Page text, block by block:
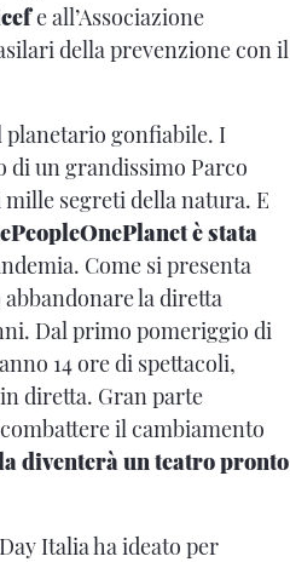
e all’Associazione
della prevenzione con il
planetario gonfiabile. I
di un grandissimo Parco
segreti della natura. E
è stata
Come si presenta
la diretta
Dal primo pomeriggio di
14 ore di spettacoli,
diretta. Gran parte
il cambiamento
diventerà un teatro pronto
Italia ha ideato per